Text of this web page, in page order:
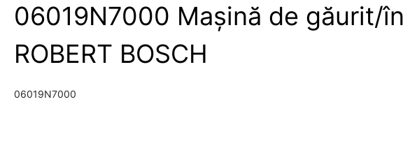
06019N7000 Maşină de găurit/
ROBERT BOSCH
06019N7000